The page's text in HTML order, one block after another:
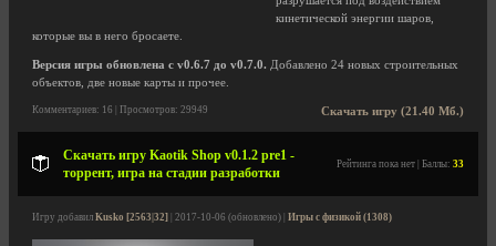
кинетической энергии шаров,
которые вы в него бросаете.
Версия игры обновлена с v0.6.7 до v0.7.0. Добавлено 24 новых строительных
объектов, две новые карты и прочее.
Скачать игру (21.40 Мб.)
Комментариев: 16 | Просмотров: 29949
Скачать игру Kaotik Shop v0.1.2 pre1 -
торрент, игра на стадии разработки
Рейтинга пока нет | Баллы: 33
Игру добавил Kusko [2563|32] | 2017-10-06 (обновлено) | Игры с физикой (1308)